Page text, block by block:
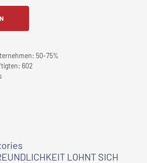
50-75%
602
LOHNT SICH